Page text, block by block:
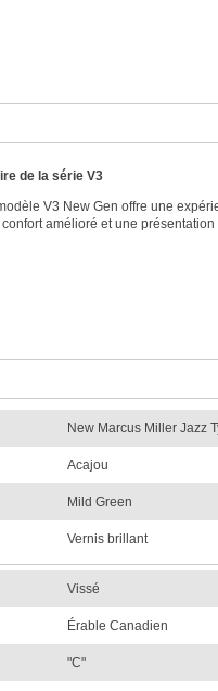
de la série V3
V3 New Gen offre une
amélioré et une
New Marcus Miller Jazz
Acajou
Mild Green
Vernis brillant
Vissé
Érable Canadien
"C"